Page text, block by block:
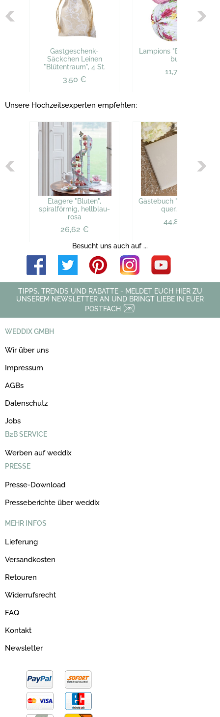
Gastgeschenk-
Säckchen Leinen
"Blütentraum", 4 St.
3,50 €
Lampions "Blüten", 3 St.,
bunt
11,79 €
Unsere Hochzeitsexperten empfehlen:
Etagere "Blüten",
spiralförmig, hellblau-
rosa
26,62 €
Gästebuch "Heidelberg",
quer, weiß
44,88 €
Besucht uns auch auf ...
TIPPS, TRENDS UND RABATTE - MELDET EUCH HIER ZU
UNSEREM NEWSLETTER AN UND BRINGT LIEBE IN EUER
POSTFACH
WEDDIX GMBH
Wir über uns
Impressum
AGBs
Datenschutz
Jobs
B2B SERVICE
Werben auf weddix
PRESSE
Presse-Download
Presseberichte über weddix
MEHR INFOS
Lieferung
Versandkosten
Retouren
Widerrufsrecht
FAQ
Kontakt
Newsletter